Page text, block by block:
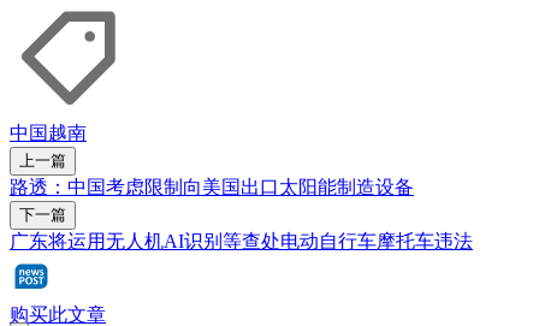
中国越南
上一篇
路透：中国考虑限制向美国出口太阳能制造设备
下一篇
广东将运用无人机AI识别等查处电动自行车摩托车违法
购买此文章